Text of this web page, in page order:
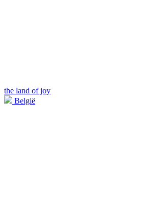
the land of joy
België